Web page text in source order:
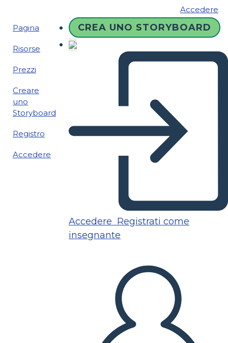
Accedere
Pagina
Risorse
Prezzi
Creare
uno
Storyboard
Registro
Accedere
CREA UNO STORYBOARD
Accedere Registrati come
insegnante